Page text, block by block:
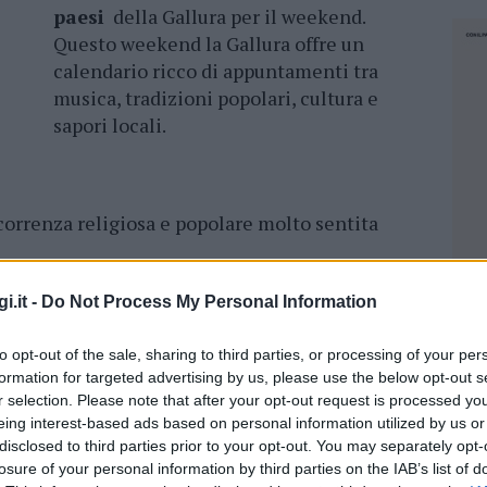
- Do Not Process My Personal Information
opt-out of the sale, sharing to third parties, or processing of your
for targeted advertising by us, please use the below opt-out
selection. Please note that after your opt-out request is processed
interest-based ads based on personal information utilized by us
to third parties prior to your opt-out. You may separately
of your personal information by third parties on the IAB’s list of
paesi della Gallura per il weekend.
Questo weekend la Gallura offre un
calendario ricco di appuntamenti tra
musica, tradizioni popolari, cultura e
sapori locali.
religiosa e popolare molto sentita
come la messa solenne e la
e condivisione per la comunità.
Badesi
Li Junchi farà da cornice a una
e scoperta. La manifestazione, organizzata
collaborazione con il Comune di Badesi e con